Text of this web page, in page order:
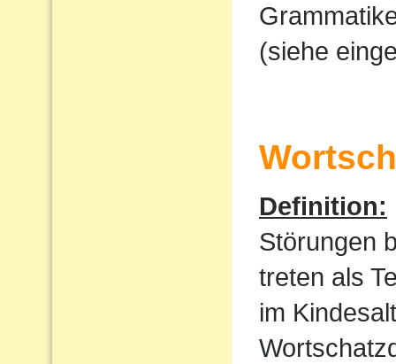
(siehe
Definition:
Störungen
treten als
im